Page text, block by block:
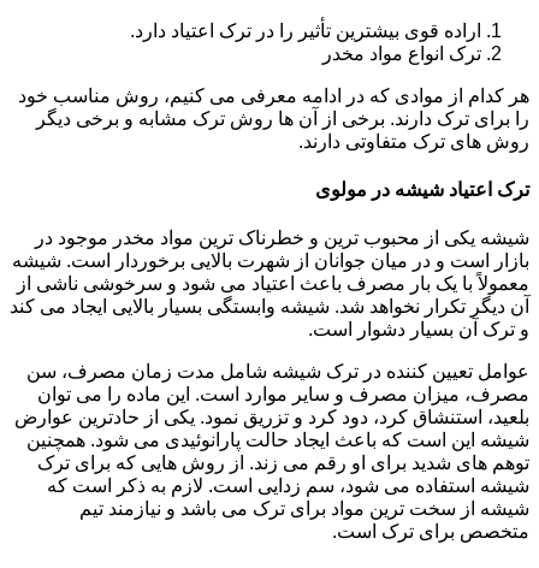
اراده قوی بیشترین تأثیر را در ترک اعتیاد دارد.
ترک انواع مواد مخدر
هر کدام از موادی که در ادامه معرفی می کنیم، روش مناسب خود
را برای ترک دارند. برخی از آن ها روش ترک مشابه و برخی دیگر
روش های ترک متفاوتی دارند.
ترک اعتیاد شیشه در مولوی
شیشه یکی از محبوب ترین و خطرناک ترین مواد مخدر موجود در
بازار است و در میان جوانان از شهرت بالایی برخوردار است. شیشه
معمولاً با یک بار مصرف باعث اعتیاد می شود و سرخوشی ناشی از
آن دیگر تکرار نخواهد شد. شیشه وابستگی بسیار بالایی ایجاد می کند
و ترک آن بسیار دشوار است.
عوامل تعیین کننده در ترک شیشه شامل مدت زمان مصرف، سن
مصرف، میزان مصرف و سایر موارد است. این ماده را می توان
بلعید، استنشاق کرد، دود کرد و تزریق نمود. یکی از حادترین عوارض
شیشه این است که باعث ایجاد حالت پارانوئیدی می شود. همچنین
توهم های شدید برای او رقم می زند. از روش هایی که برای ترک
شیشه استفاده می شود، سم زدایی است. لازم به ذکر است که
شیشه از سخت ترین مواد برای ترک می باشد و نیازمند تیم
متخصص برای ترک است.